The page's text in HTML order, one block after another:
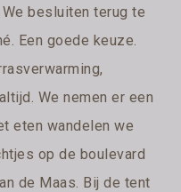
besluiten terug te
Een goede keuze.
We nemen er een
eten wandelen we
op de boulevard
de Maas. Bij de tent